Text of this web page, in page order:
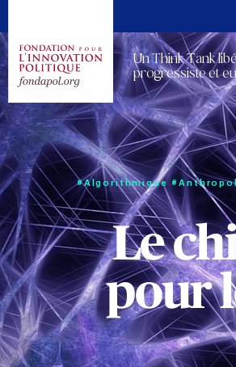
Un Think Tank
progressiste et
#Algorithmique
Le
pour